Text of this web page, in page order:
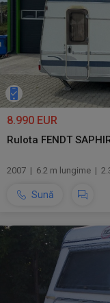
8.990 EUR
Rulota FENDT
2007 | 6.2 m lungime |
Sună